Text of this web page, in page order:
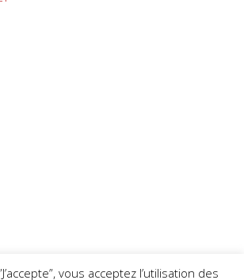
vous acceptez l’utilisation des